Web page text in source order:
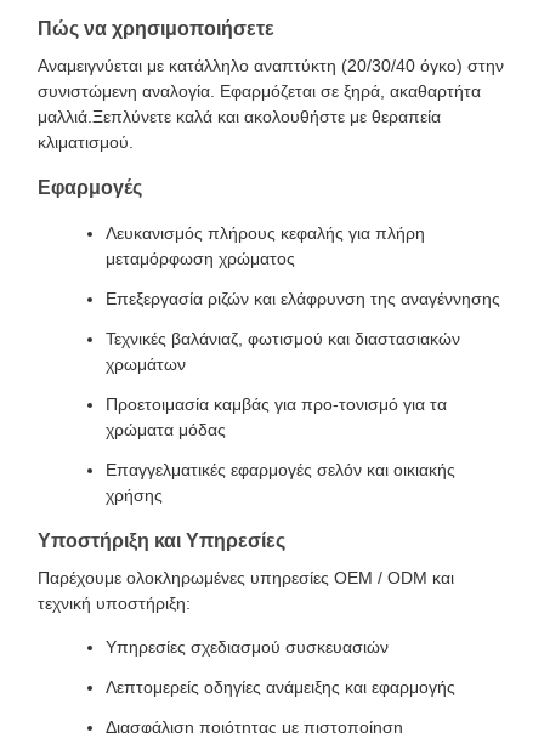
Πώς να χρησιμοποιήσετε
Αναμειγνύεται με κατάλληλο αναπτύκτη (20/30/40 όγκο) στην
συνιστώμενη αναλογία. Εφαρμόζεται σε ξηρά, ακαθαρτήτα
μαλλιά.Ξεπλύνετε καλά και ακολουθήστε με θεραπεία
κλιματισμού.
Εφαρμογές
Λευκανισμός πλήρους κεφαλής για πλήρη
μεταμόρφωση χρώματος
Επεξεργασία ριζών και ελάφρυνση της αναγέννησης
Τεχνικές βαλάνιαζ, φωτισμού και διαστασιακών
χρωμάτων
Προετοιμασία καμβάς για προ-τονισμό για τα
χρώματα μόδας
Επαγγελματικές εφαρμογές σελόν και οικιακής
χρήσης
Υποστήριξη και Υπηρεσίες
Παρέχουμε ολοκληρωμένες υπηρεσίες OEM / ODM και
τεχνική υποστήριξη:
Υπηρεσίες σχεδιασμού συσκευασιών
Λεπτομερείς οδηγίες ανάμειξης και εφαρμογής
Διασφάλιση ποιότητας με πιστοποίηση